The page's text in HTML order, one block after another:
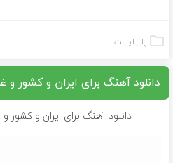
پلی لیست
دانلود آهنگ برای ایران و کشور
دانلود آهنگ برای ایران و